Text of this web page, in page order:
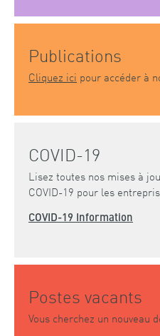
Publications
Cliquez ici pour accéder à
COVID-19
Lisez toutes nos mises à
COVID-19 pour les
COVID-19 Information
Postes vacants
Vous cherchez un nouveau